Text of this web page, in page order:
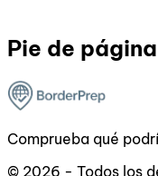
Pie de página
Comprueba qué
© 2026 - Todos los